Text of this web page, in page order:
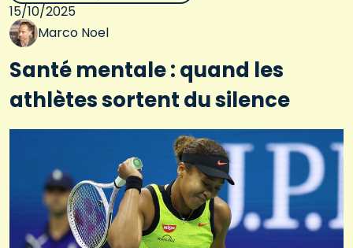
15/10/2025
Marco Noel
Santé mentale : quand les
athlètes sortent du silence